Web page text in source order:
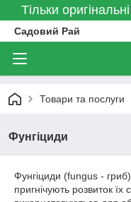
Тільки
Садовий Рай
Товари та послуги
Фунгіциди
Фунгіциди (fungus - гриб)
пригнічують розвиток